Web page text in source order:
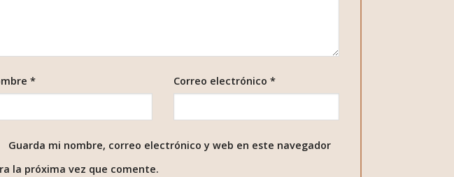
* Correo electrónico *
Guarda mi nombre, correo electrónico y web en este navegador
la próxima vez que comente.